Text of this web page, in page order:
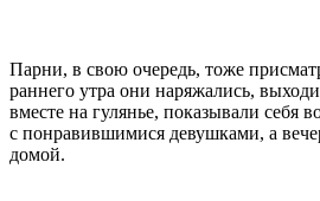
Парни, в свою очередь, тоже
раннего утра они наряжались,
вместе на гулянье, показывали себя
с понравившимися девушками, а
домой.